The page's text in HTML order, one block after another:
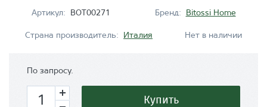
Артикул: BOT00271 Бренд: Bitossi Home
Страна производитель: Италия Нет в наличии
По запросу.
Купить